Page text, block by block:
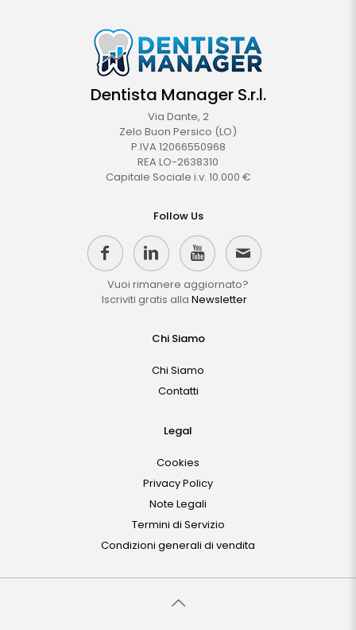
Dentista Manager S.r.l.
Via Dante, 2
Zelo Buon Persico (LO)
P.IVA 12066550968
REA LO-2638310
Capitale Sociale i.v. 10.000 €
Follow Us
Vuoi rimanere aggiornato?
Iscriviti gratis alla Newsletter
Chi Siamo
Chi Siamo
Contatti
Legal
Cookies
Privacy Policy
Note Legali
Termini di Servizio
Condizioni generali di vendita